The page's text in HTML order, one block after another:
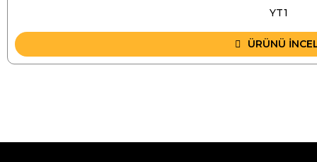
YT1
ÜRÜNÜ